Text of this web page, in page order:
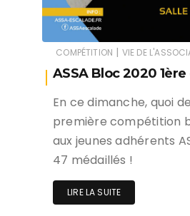
COMPÉTITION | VIE DE
ASSA Bloc 2020
En ce dimanche, quoi
première compétition
aux jeunes adhérents
47 médaillés !
LIRE LA SUITE